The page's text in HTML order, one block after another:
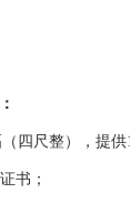
四尺整），提供
书；